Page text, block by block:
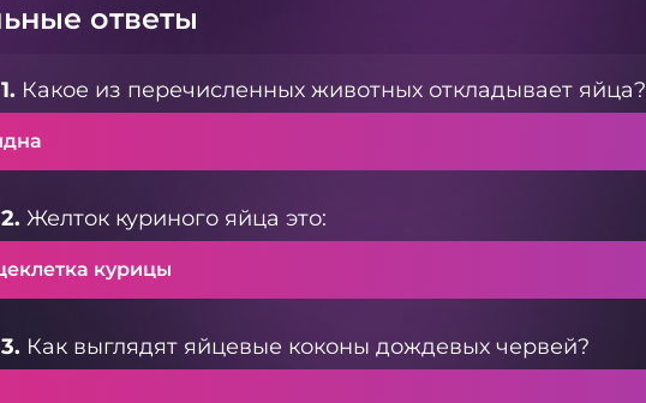
ответы
Какое из перечисленных животных откладывает яйца?
Желток куриного яйца это:
курицы
Как выглядят яйцевые коконы дождевых червей?